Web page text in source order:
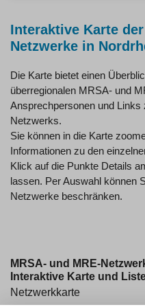
Interaktive Karte
Netzwerke in
Die Karte bietet einen
überregionalen MRSA- und
Ansprechpersonen und
Netzwerks.
Sie können in die Karte
Informationen zu den
Klick auf die Punkte Details
lassen. Per Auswahl können
Netzwerke beschränken.
MRSA- und MRE-
Interaktive Karte und
Netzwerkkarte